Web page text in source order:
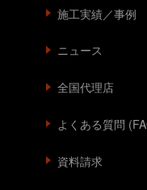
施工実績／事例
ニュース
全国代理店
よくある質問
資料請求